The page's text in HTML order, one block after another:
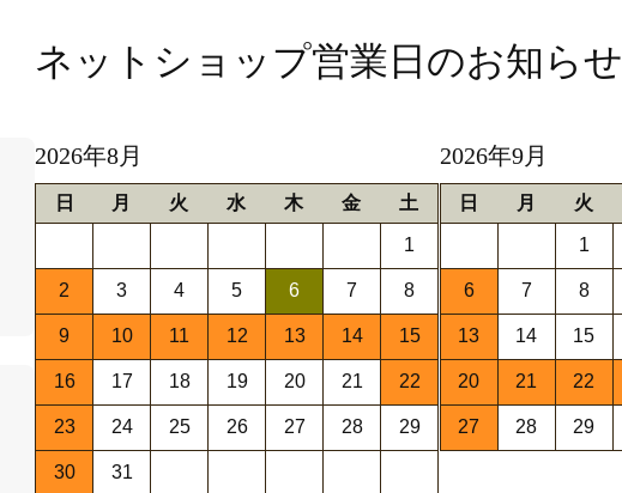
ネットショップ営業日 のお知らせ
2026年8月
日 月 火 水 木 金 土
1
2 3 4 5 6 7 8
9 10 11 12 13 14 15
16 17 18 19 20 21 22
23 24 25 26 27 28 29
30 31
2026年9月
日 月 火
1
6 7 8
13 14 15
20 21 22
27 28 29